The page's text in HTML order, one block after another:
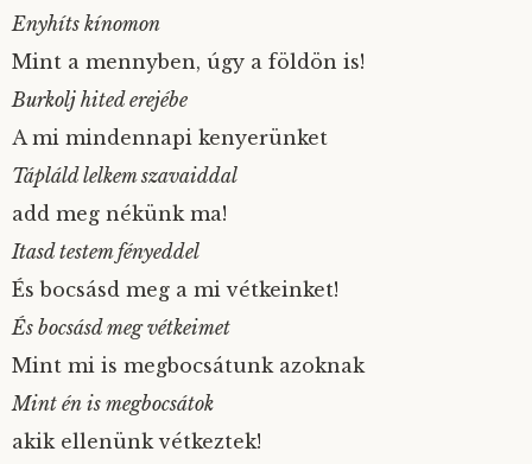
Enyhíts kínomon
Mint a mennyben, úgy a földön is!
Burkolj hited erejébe
A mi mindennapi kenyerünket
Tápláld lelkem szavaiddal
add meg nékünk ma!
Itasd testem fényeddel
És bocsásd meg a mi vétkeinket!
És bocsásd meg vétkeimet
Mint mi is megbocsátunk azoknak
Mint én is megbocsátok
akik ellenünk vétkeztek!